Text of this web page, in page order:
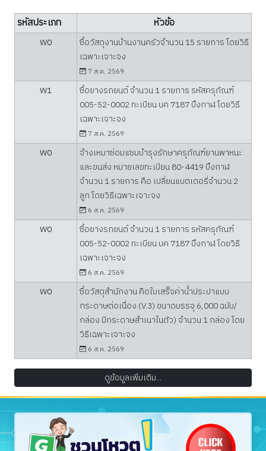
รหัสประเภท หัวข้อ
W0
ซื้อวัสดุงานบ้านงานครัวจำนวน 15 รายการ โดยวิธี
เฉพาะเจาะจง
7 ส.ค. 2569
W1
ซื้อยางรถยนต์ จำนวน 1 รายการ รหัสครุภัณฑ์
005-52-0002 ทะเบียน บค 7187 บึงกาฬ โดยวิธี
เฉพาะเจาะจง
7 ส.ค. 2569
W0
จ้างเหมาซ่อมแซมบำรุงรักษาครุภัณฑ์ยานพาหนะ
และขนส่ง หมายเลขทะเบียน 80-4419 บึงกาฬ
จำนวน 1 รายการ คือ เปลี่ยนแบตเตอรี่จำนวน 2
ลูก โดยวิธีเฉพาะเจาะจง
6 ส.ค. 2569
W0
ซื้อยางรถยนต์ จำนวน 1 รายการ รหัสครุภัณฑ์
005-52-0002 ทะเบียน บค 7187 บึงกาฬ โดยวิธี
เฉพาะเจาะจง
6 ส.ค. 2569
W0
ซื้อวัสดุสำนักงาน คือใบเสร็จค่าน้ำประปาแบบ
กระดาษต่อเนื่อง (V.3) ขนาดบรรจุ 6,000 ฉบับ/
กล่อง มีกระดาษสำเนาในตัว) จำนวน 1 กล่อง โดย
วิธีเฉพาะเจาะจง
6 ส.ค. 2569
ดูข้อมูลเพิ่มเติม...